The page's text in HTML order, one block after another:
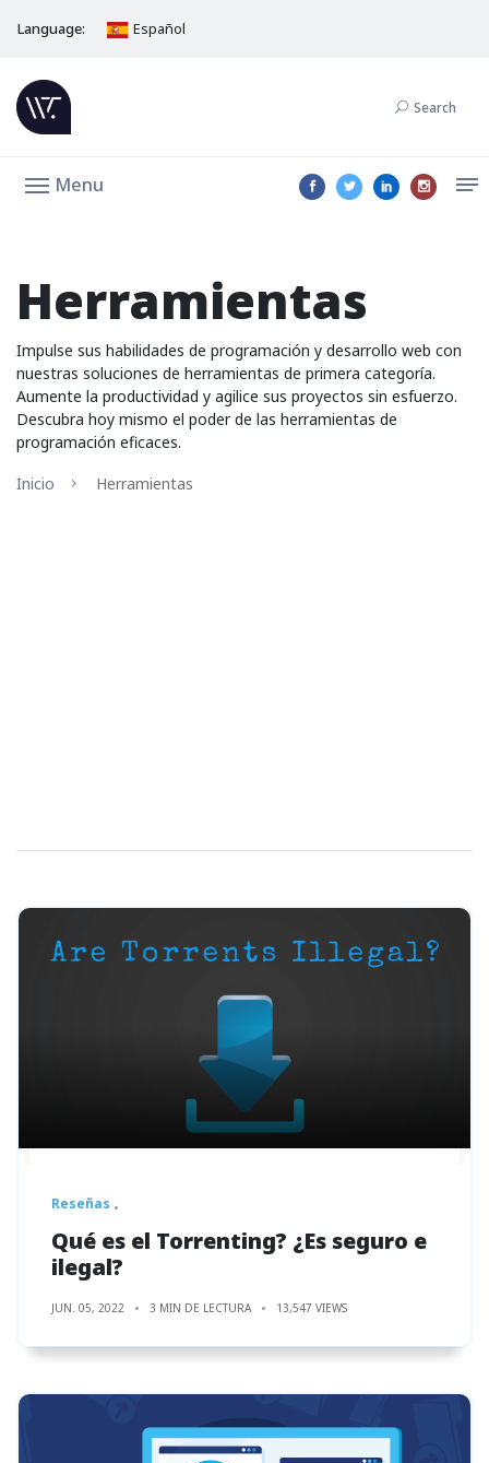
Language: Español
Search
Menu
Herramientas
Impulse sus habilidades de programación y desarrollo web con
nuestras soluciones de herramientas de primera categoría.
Aumente la productividad y agilice sus proyectos sin esfuerzo.
Descubra hoy mismo el poder de las herramientas de
programación eficaces.
Inicio
Herramientas
Reseñas
Qué es el Torrenting? ¿Es seguro e
ilegal?
JUN. 05, 2022 3 MIN DE LECTURA 13,547 VIEWS